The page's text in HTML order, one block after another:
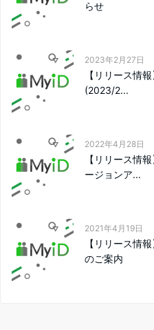
らせ
2023年2月27日
【リリース情
(2023/2...
2022年4月28日
【リリース情
ージョンア...
2021年4月19日
【リリース情
のご案内